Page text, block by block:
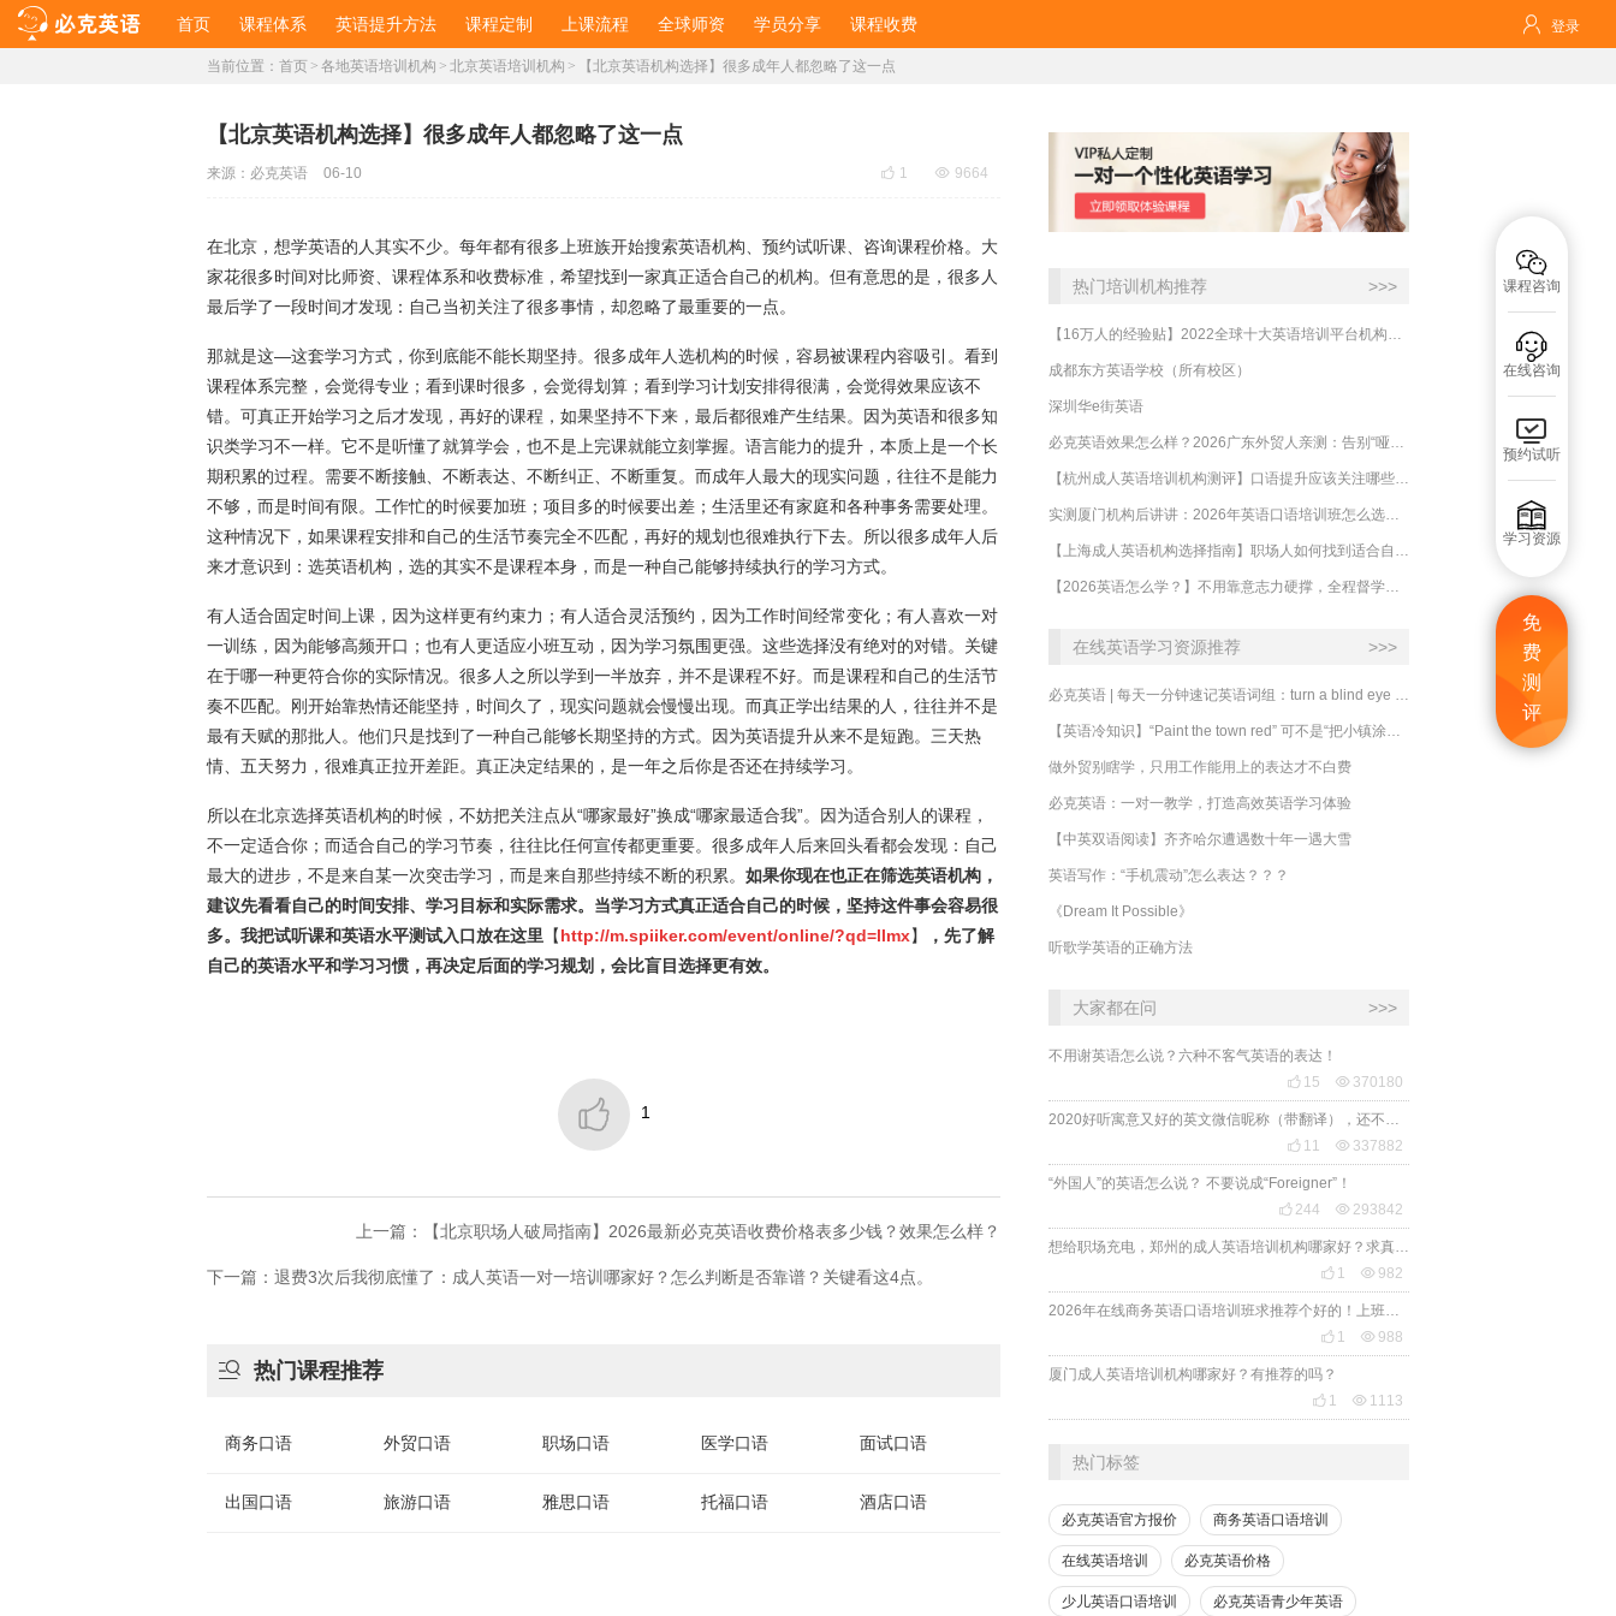
首页 课程体系 英语提升方法 课程定制 上课流程 全球师资 学员分享 课程收费  登录

课程咨询

在线咨询

预约试听

学习资源
免
费
测
评
当前位置： 首页 > 各地英语培训机构 > 北京英语培训机构 > ​【北京英语机构选择】很多成年人都忽略了这一点
​【北京英语机构选择】很多成年人都忽略了这一点
 1  9664
来源： 必克英语 06-10
在北京，想学英语的人其实不少。每年都有很多上班族开始搜索英语机构、预约试听课、咨询课程价格。大
家花很多时间对比师资、课程体系和收费标准，希望找到一家真正适合自己的机构。但有意思的是，很多人
最后学了一段时间才发现：自己当初关注了很多事情，却忽略了最重要的一点。
那就是这—这套学习方式，你到底能不能长期坚持。很多成年人选机构的时候，容易被课程内容吸引。看到
课程体系完整，会觉得专业；看到课时很多，会觉得划算；看到学习计划安排得很满，会觉得效果应该不
错。可真正开始学习之后才发现，再好的课程，如果坚持不下来，最后都很难产生结果。因为英语和很多知
识类学习不一样。它不是听懂了就算学会，也不是上完课就能立刻掌握。语言能力的提升，本质上是一个长
期积累的过程。需要不断接触、不断表达、不断纠正、不断重复。而成年人最大的现实问题，往往不是能力
不够，而是时间有限。工作忙的时候要加班；项目多的时候要出差；生活里还有家庭和各种事务需要处理。
这种情况下，如果课程安排和自己的生活节奏完全不匹配，再好的规划也很难执行下去。所以很多成年人后
来才意识到：选英语机构，选的其实不是课程本身，而是一种自己能够持续执行的学习方式。
有人适合固定时间上课，因为这样更有约束力；有人适合灵活预约，因为工作时间经常变化；有人喜欢一对
一训练，因为能够高频开口；也有人更适应小班互动，因为学习氛围更强。这些选择没有绝对的对错。关键
在于哪一种更符合你的实际情况。很多人之所以学到一半放弃，并不是课程不好。而是课程和自己的生活节
奏不匹配。刚开始靠热情还能坚持，时间久了，现实问题就会慢慢出现。而真正学出结果的人，往往并不是
最有天赋的那批人。他们只是找到了一种自己能够长期坚持的方式。因为英语提升从来不是短跑。三天热
情、五天努力，很难真正拉开差距。真正决定结果的，是一年之后你是否还在持续学习。
所以在北京选择英语机构的时候，不妨把关注点从“哪家最好”换成“哪家最适合我”。因为适合别人的课程，
不一定适合你；而适合自己的学习节奏，往往比任何宣传都更重要。很多成年人后来回头看都会发现：自己
最大的进步，不是来自某一次突击学习，而是来自那些持续不断的积累。 如果你现在也正在筛选英语机构，
建议先看看自己的时间安排、学习目标和实际需求。当学习方式真正适合自己的时候，坚持这件事会容易很
多。我把试听课和英语水平测试入口放在这里 【http://m.spiiker.com/event/online/?qd=llmx】 ， 先了解
自己的英语水平和学习习惯，再决定后面的学习规划，会比盲目选择更有效。
 1
上一篇：【北京职场人破局指南】2026最新必克英语收费价格表多少钱？效果怎么样？
下一篇：退费3次后我彻底懂了：成人英语一对一培训哪家好？怎么判断是否靠谱？关键看这4点。
 热门课程推荐
商务口语 外贸口语 职场口语 医学口语 面试口语
出国口语 旅游口语 雅思口语 托福口语 酒店口语
热门培训机构推荐 >>>
成都东方英语学校（所有校区）
深圳华e街英语
在线英语学习资源推荐 >>>
做外贸别瞎学，只用工作能用上的表达才不白费
必克英语：一对一教学，打造高效英语学习体验
【中英双语阅读】齐齐哈尔遭遇数十年一遇大雪
英语写作：“手机震动”怎么表达？？？
《Dream It Possible》
听歌学英语的正确方法
大家都在问 >>>
不用谢英语怎么说？六种不客气英语的表达！
 15  370180
 11  337882
“外国人”的英语怎么说？ 不要说成“Foreigner”！
 244  293842
 1  982
 1  988
厦门成人英语培训机构哪家好？有推荐的吗？
 1  1113
热门标签
必克英语官方报价 商务英语口语培训
在线英语培训 必克英语价格
少儿英语口语培训 必克英语青少年英语